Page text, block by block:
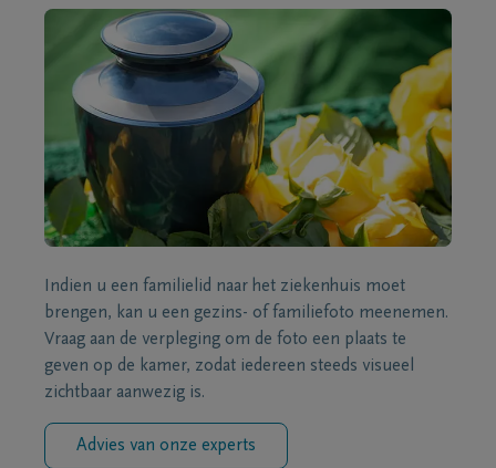
Indien u een familielid naar het ziekenhuis moet
brengen, kan u een gezins- of familiefoto meenemen.
Vraag aan de verpleging om de foto een plaats te
geven op de kamer, zodat iedereen steeds visueel
zichtbaar aanwezig is.
Advies van onze experts